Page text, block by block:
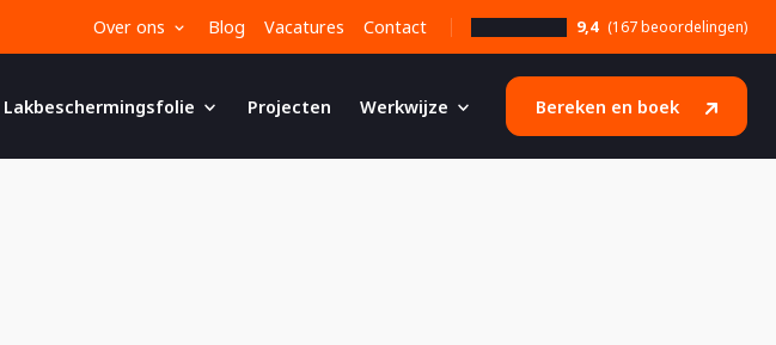
Over ons Blog Vacatures Contact 9,4 (167 beoordelingen)
Lakbeschermingsfolie Projecten Werkwijze Bereken en boek